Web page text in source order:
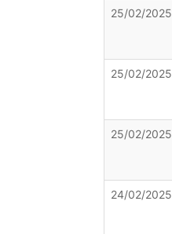
25/02/2025
25/02/2025
25/02/2025
24/02/2025